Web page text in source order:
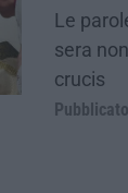
Le
sera
crucis